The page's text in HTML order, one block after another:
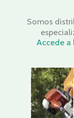
Somos
Accede a